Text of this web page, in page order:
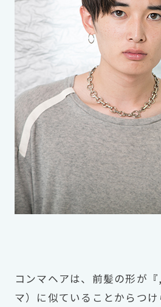
コンマヘアは、前髪の形が
マ）に似ていることからつ